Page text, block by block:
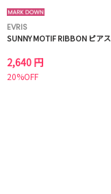
EVRIS
SUNNY MOTIF RIBBON ピアス
2,640 円
20%OFF